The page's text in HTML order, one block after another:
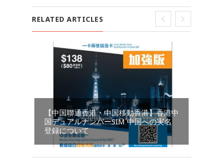
RELATED ARTICLES
【中国聯通香港・中国移動香港】香港中
国デュアルナンバーSIM 中国への実名
登録について